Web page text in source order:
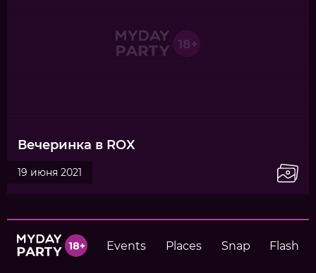
Вечеринка в ROX
19 июня 2021
Events Places Snap Flash